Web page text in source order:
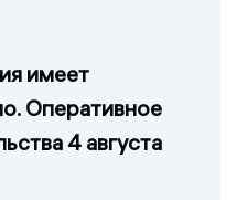
имеет
Оперативное
4 августа